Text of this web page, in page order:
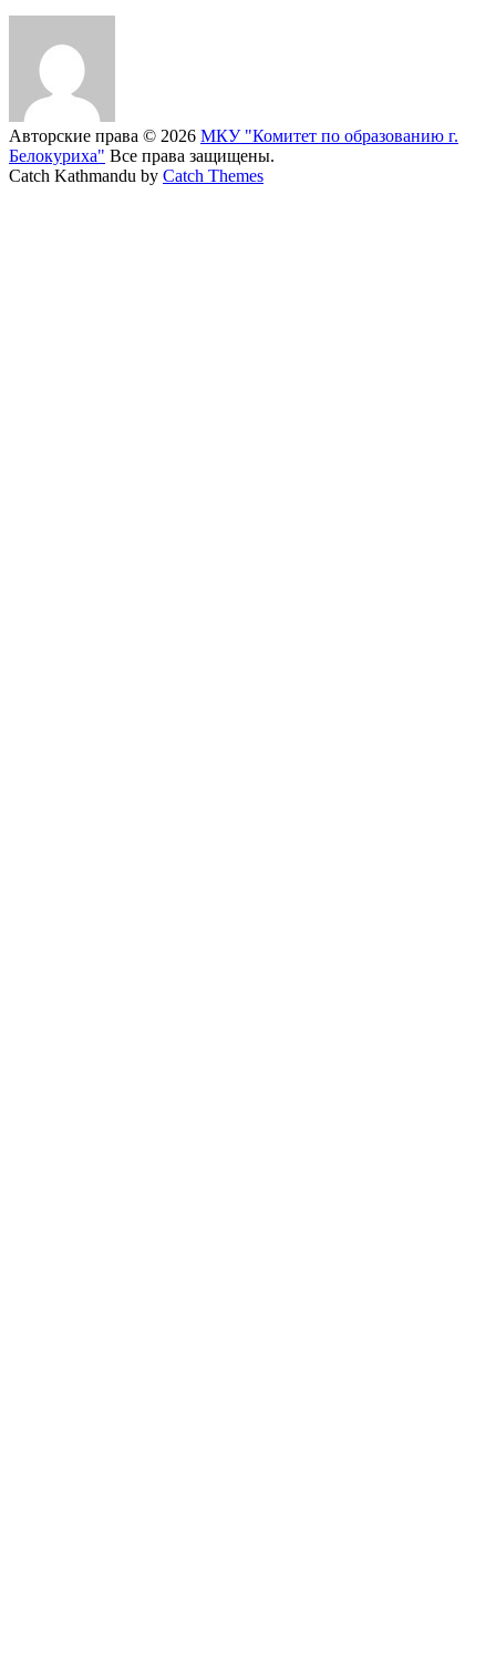
Авторские права © 2026 МКУ "Комитет по образованию г.
Белокуриха" Все права защищены.
Catch Kathmandu by Catch Themes